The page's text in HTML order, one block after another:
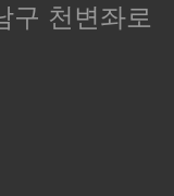
구 천변좌로